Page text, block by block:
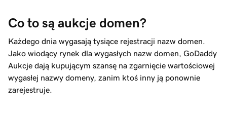
Co to są aukcje domen?
Każdego dnia wygasają tysiące rejestracji nazw domen.
Jako wiodący rynek dla wygasłych nazw domen, GoDaddy
Aukcje dają kupującym szansę na zgarnięcie wartościowej
wygasłej nazwy domeny, zanim ktoś inny ją ponownie
zarejestruje.